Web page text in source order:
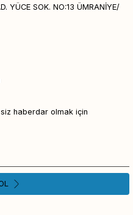
YÜCE SOK. NO:13 ÜMRANİYE/
haberdar olmak için